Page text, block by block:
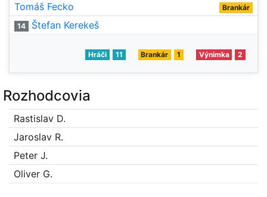
Tomáš Fecko
Brankár
14 Štefan Kerekeš
Hráči 11 Brankár 1 Výnimka 2
Rozhodcovia
Rastislav D.
Jaroslav R.
Peter J.
Oliver G.